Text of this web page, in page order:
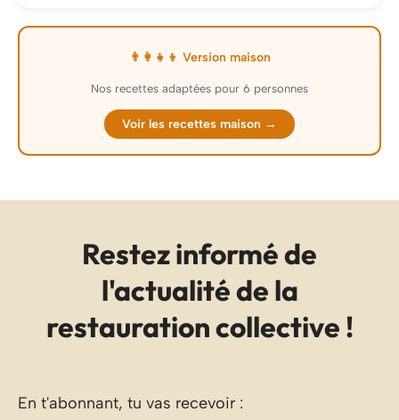
👨‍👩‍👧‍👦 Version maison
Nos recettes adaptées pour 6 personnes
Voir les recettes maison →
Restez informé de
l'actualité de la
restauration collective !
En t'abonnant, tu vas recevoir :